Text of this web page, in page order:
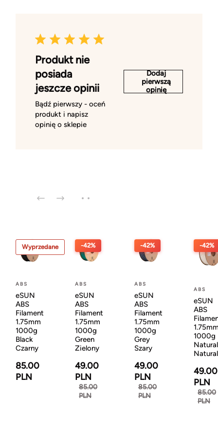
Produkt nie
posiada
jeszcze opinii
Bądź pierwszy - oceń
produkt i napisz
opinię o sklepie
Dodaj
pierwszą
opinię
Wyprzedane
ABS
eSUN
ABS
Filament
1.75mm
1000g
Black
Czarny
85.00
PLN
-42%
ABS
eSUN
ABS
Filament
1.75mm
1000g
Green
Zielony
49.00
PLN
85.00
PLN
-42%
ABS
eSUN
ABS
Filament
1.75mm
1000g
Grey
Szary
49.00
PLN
85.00
PLN
-42%
ABS
eSUN
ABS
1000g
Natural
49.00
PLN
85.00
PLN